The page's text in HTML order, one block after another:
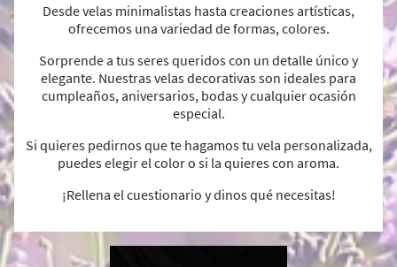
Desde velas minimalistas hasta creaciones artísticas,
ofrecemos una variedad de formas, colores.
Sorprende a tus seres queridos con un detalle único y
elegante. Nuestras velas decorativas son ideales para
cumpleaños, aniversarios, bodas y cualquier ocasión
especial.
Si quieres pedirnos que te hagamos tu vela personalizada,
puedes elegir el color o si la quieres con aroma.
¡Rellena el cuestionario y dinos qué necesitas!